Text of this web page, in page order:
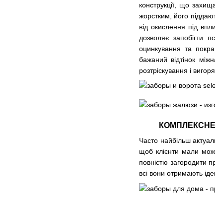
конструкції, що
жорстким, його
від окислення під
дозволяє запобігти
оцинкування та
бажаний відтінок
розтріскування і
Часто найбільш
щоб клієнти мали
повністю загородити
всі вони отримають